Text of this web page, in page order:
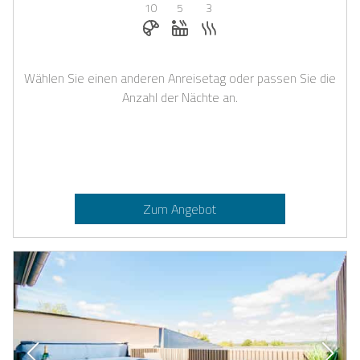
10
5
3
Frühstück bei Casapilot buchbar
Whirlpool
Wählen Sie einen anderen Anreisetag oder passen Sie die
Anzahl der Nächte an.
Zum Angebot